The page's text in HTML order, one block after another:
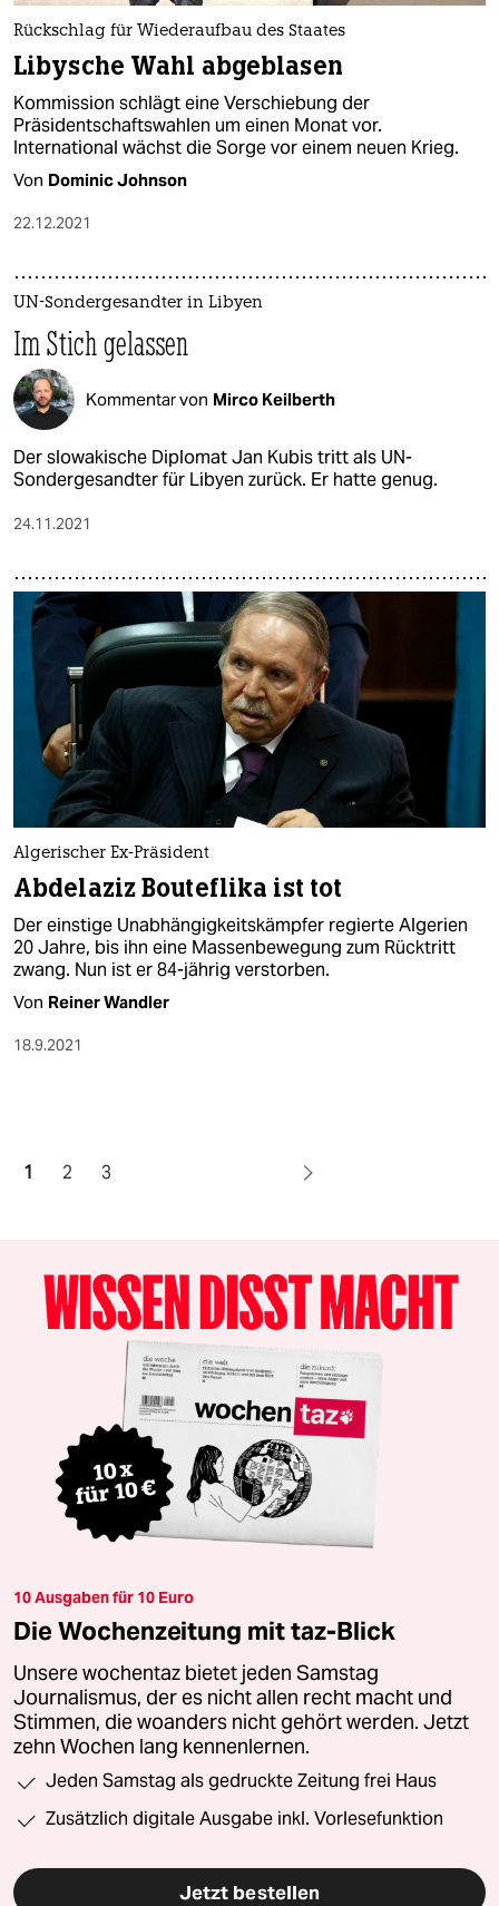
Rückschlag für Wiederaufbau des Staates
Libysche Wahl abgeblasen
Kommission schlägt eine Verschiebung der
Präsidentschaftswahlen um einen Monat vor.
International wächst die Sorge vor einem neuen Krieg.
Von Dominic Johnson
22.12.2021
UN-Sondergesandter in Libyen
Im Stich gelassen
Kommentar von Mirco Keilberth
Der slowakische Diplomat Jan Kubis tritt als UN-
Sondergesandter für Libyen zurück. Er hatte genug.
24.11.2021
Algerischer Ex-Präsident
Abdelaziz Bouteflika ist tot
Der einstige Unabhängigkeitskämpfer regierte Algerien
20 Jahre, bis ihn eine Massenbewegung zum Rücktritt
zwang. Nun ist er 84-jährig verstorben.
Von Reiner Wandler
18.9.2021
1 2 3
10 Ausgaben für 10 Euro
Die Wochenzeitung mit taz-Blick
Unsere wochentaz bietet jeden Samstag
Journalismus, der es nicht allen recht macht und
Stimmen, die woanders nicht gehört werden. Jetzt
zehn Wochen lang kennenlernen.
Jeden Samstag als gedruckte Zeitung frei Haus
Zusätzlich digitale Ausgabe inkl. Vorlesefunktion
Jetzt bestellen